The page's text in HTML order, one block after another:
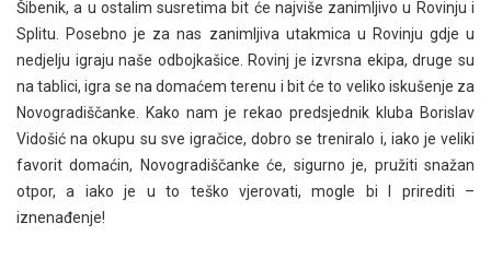
Šibenik, a u ostalim susretima bit će najviše zanimljivo u Rovinju i
Splitu. Posebno je za nas zanimljiva utakmica u Rovinju gdje u
nedjelju igraju naše odbojkašice. Rovinj je izvrsna ekipa, druge su
na tablici, igra se na domaćem terenu i bit će to veliko iskušenje za
Novogradiščanke. Kako nam je rekao predsjednik kluba Borislav
Vidošić na okupu su sve igračice, dobro se treniralo i, iako je veliki
favorit domaćin, Novogradiščanke će, sigurno je, pružiti snažan
otpor, a iako je u to teško vjerovati, mogle bi I prirediti –
iznenađenje!